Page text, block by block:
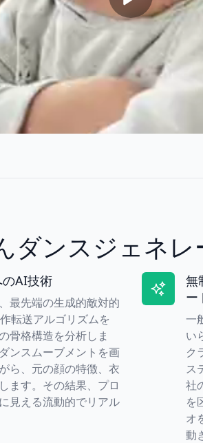
ダンスジェネレ
AI技術
最先端の生成的敵対的
転送アルゴリズムを
骨格構造を分析しま
ンスムーブメントを画
ら、元の顔の特徴、衣
ます。その結果、プロ
見える流動的でリアル
無
ー
一
い
ク
ス
社
を
オ
動